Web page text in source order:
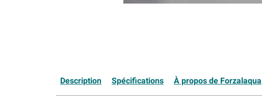
Description Spécifications À propos de Forzalaqua